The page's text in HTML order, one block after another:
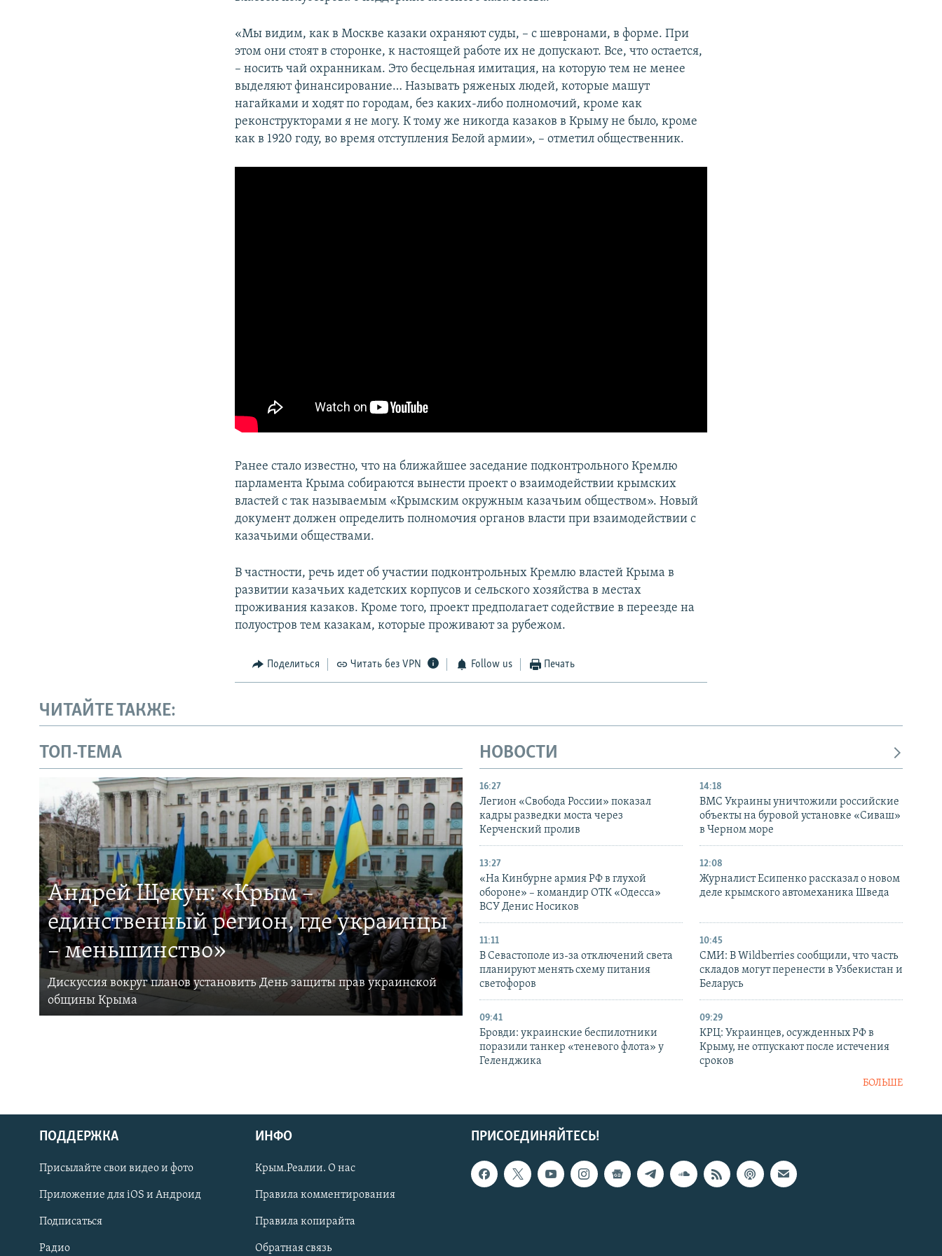
Українською
Qırımtatar
ПРИСОЕДИНЯЙТЕСЬ!
«Мы видим, как в Москве казаки охраняют суды, – с шевронами, в форме. При
этом они стоят в сторонке, к настоящей работе их не допускают. Все, что остается,
– носить чай охранникам. Это бесцельная имитация, на которую тем не менее
выделяют финансирование… Называть ряженых людей, которые машут
нагайками и ходят по городам, без каких-либо полномочий, кроме как
реконструкторами я не могу. К тому же никогда казаков в Крыму не было, кроме
как в 1920 году, во время отступления Белой армии», – отметил общественник.
Ранее стало известно, что на ближайшее заседание подконтрольного Кремлю
парламента Крыма собираются вынести проект о взаимодействии крымских
властей с так называемым «Крымским окружным казачьим обществом». Новый
документ должен определить полномочия органов власти при взаимодействии с
казачьими обществами.
В частности, речь идет об участии подконтрольных Кремлю властей Крыма в
развитии казачьих кадетских корпусов и сельского хозяйства в местах
проживания казаков. Кроме того, проект предполагает содействие в переезде на
полуостров тем казакам, которые проживают за рубежом.
Поделиться Читать без VPN Follow us Печать
ЧИТАЙТЕ ТАКЖЕ:
ТОП-ТЕМА
Андрей Щекун: «Крым –
единственный регион, где украинцы
– меньшинство»
Дискуссия вокруг планов установить День защиты прав украинской
общины Крыма
НОВОСТИ
16:27
Легион «Свобода России» показал
кадры разведки моста через
Керченский пролив
14:18
ВМС Украины уничтожили российские
объекты на буровой установке «Сиваш»
в Черном море
13:27
«На Кинбурне армия РФ в глухой
обороне» – командир ОТК «Одесса»
ВСУ Денис Носиков
12:08
Журналист Есипенко рассказал о новом
деле крымского автомеханика Шведа
11:11
В Севастополе из-за отключений света
планируют менять схему питания
светофоров
10:45
СМИ: В Wildberries сообщили, что часть
складов могут перенести в Узбекистан и
Беларусь
09:41
Бровди: украинские беспилотники
поразили танкер «теневого флота» у
Геленджика
09:29
КРЦ: Украинцев, осужденных РФ в
Крыму, не отпускают после истечения
сроков
БОЛЬШЕ
ПРИСОЕДИНЯЙТЕСЬ!
ПОДДЕРЖКА
Присылайте свои видео и фото
Приложение для iOS и Андроид
Подписаться
Радио
ИНФО
Крым.Реалии. О нас
Правила комментирования
Правила копирайта
Обратная связь